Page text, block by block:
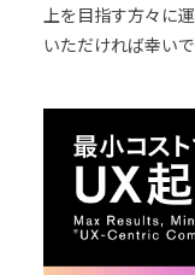
上を目指す方々に
いただければ幸いで